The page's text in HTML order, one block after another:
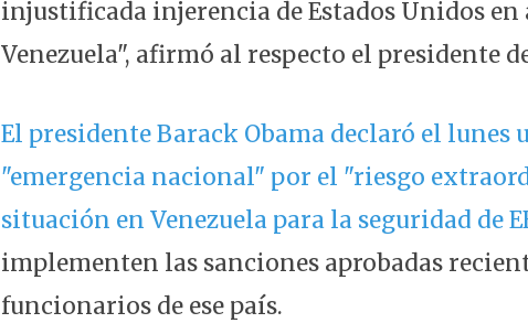
injustificada injerencia de Estados Unidos
Venezuela", afirmó al respecto el presidente
El presidente Barack Obama declaró el lunes
"emergencia nacional" por el "riesgo
situación en Venezuela para la seguridad de
implementen las sanciones aprobadas
funcionarios de ese país.